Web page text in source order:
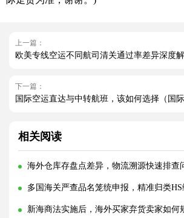
上一篇：
欧美专线空运不同航司清关通过率差异深度
下一篇：
国际空运直达与中转航班，该如何选择（国
相关阅读
海外仓库存盘点差异，物流溯源快速排查
多国海关严查品名笼统申报，精准归类
新海商法实施后，海外买家弃货卖家如何